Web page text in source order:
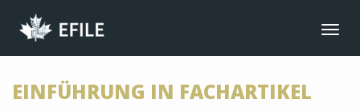
CONNECT
JOIN NOW
MEMBER LOGIN
EINFÜHRUNG IN FACHARTIKEL